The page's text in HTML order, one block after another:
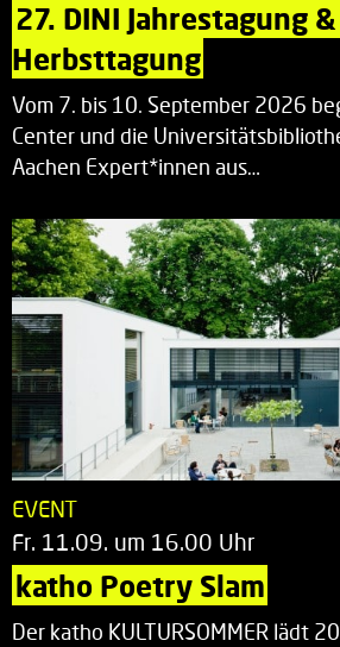
27. DINI Jahrestagung
Herbsttagung
Vom 7. bis 10. September 2026
Center und die
Aachen Expert*innen aus…
EVENT
Fr. 11.09. um 16.00 Uhr
katho Poetry Slam
Der katho KULTURSOMMER lädt